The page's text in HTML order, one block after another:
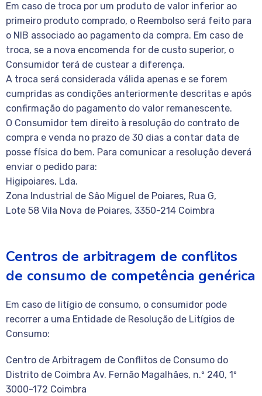
Em caso de troca por um produto de valor inferior ao
primeiro produto comprado, o Reembolso será feito para
o NIB associado ao pagamento da compra. Em caso de
troca, se a nova encomenda for de custo superior, o
Consumidor terá de custear a diferença.
A troca será considerada válida apenas e se forem
cumpridas as condições anteriormente descritas e após
confirmação do pagamento do valor remanescente.
O Consumidor tem direito à resolução do contrato de
compra e venda no prazo de 30 dias a contar data de
posse física do bem. Para comunicar a resolução deverá
enviar o pedido para:
Higipoiares, Lda.
Zona Industrial de São Miguel de Poiares, Rua G,
Lote 58 Vila Nova de Poiares, 3350-214 Coimbra
Centros de arbitragem de conflitos
de consumo de competência genérica
Em caso de litígio de consumo, o consumidor pode
recorrer a uma Entidade de Resolução de Litígios de
Consumo:
Centro de Arbitragem de Conflitos de Consumo do
Distrito de Coimbra Av. Fernão Magalhães, n.º 240, 1º
3000-172 Coimbra